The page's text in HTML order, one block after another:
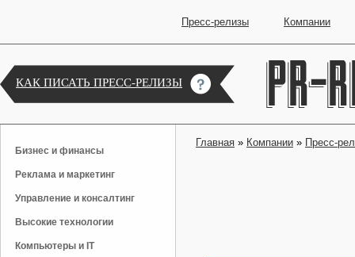
Пресс-релизы Компании
КАК ПИСАТЬ ПРЕСС-РЕЛИЗЫ
Бизнес и финансы
Реклама и маркетинг
Управление и консалтинг
Высокие технологии
Компьютеры и IT
Главная » Компании » Пресс-